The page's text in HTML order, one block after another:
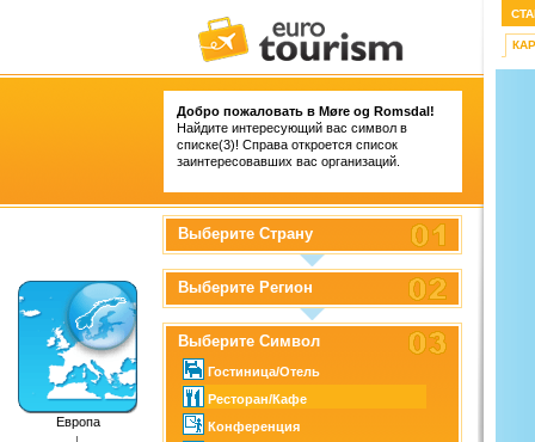
Добро пожаловать в Møre og Romsdal!
Найдите интересующий вас символ в
списке(3)! Справа откроется список
заинтересовавших вас организаций.
Европа
Выберите Страну
Выберите Регион
Выберите Символ
Гостиница/Отель
Ресторан/Кафе
Конференция